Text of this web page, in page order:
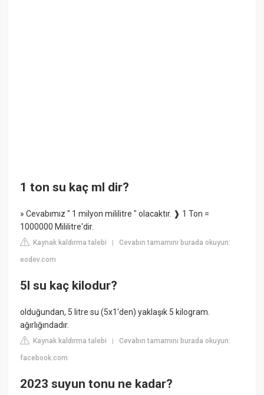
1 ton su kaç ml dir?
» Cevabımız " 1 milyon mililitre " olacaktır. ❱ 1 Ton =
1000000 Mililitre'dir.
Kaynak kaldırma talebi |Cevabın tamamını burada okuyun:
eodev.com
5l su kaç kilodur?
olduğundan, 5 litre su (5x1'den) yaklaşık 5 kilogram.
ağırlığındadır.
Kaynak kaldırma talebi |Cevabın tamamını burada okuyun:
facebook.com
2023 suyun tonu ne kadar?